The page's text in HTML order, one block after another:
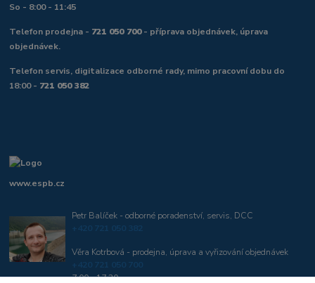
So - 8:00 - 11:45
Telefon prodejna - 721 050 700- příprava objednávek, úprava
objednávek.
Telefon servis, digitalizace odborné rady, mimo pracovní dobu do
18:00 - 721 050 382
www.espb.cz
Petr Balíček - odborné poradenství, servis, DCC
+420 721 050 382
Věra Kotrbová - prodejna, úprava a vyřizování objednávek
+420 721 050 700
7:00 - 17:30